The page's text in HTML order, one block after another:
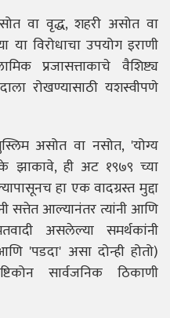
वा वृद्ध, शहरी असोत वा
विरोधाचा उपयोग इराणी
प्रजासत्ताकाचे वैशिष्ट्य
रोखण्यासाठी यशस्वीपणे
असोत वा नसोत, 'योग्य
झाकावे, ही अट १९७९ च्या
हा एक वादग्रस्त मुद्दा
सत्तेत आल्यानंतर त्यांनी आणि
असलेल्या समर्थकांनी
'पडदा' असा दोन्ही होतो)
सार्वजनिक ठिकाणी